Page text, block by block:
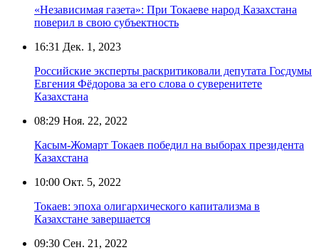
«Независимая газета»: При Токаеве народ Казахстана
поверил в свою субъектность
16:31 Дек. 1, 2023
Российские эксперты раскритиковали депутата Госдумы
Евгения Фёдорова за его слова о суверенитете
Казахстана
08:29 Ноя. 22, 2022
Касым-Жомарт Токаев победил на выборах президента
Казахстана
10:00 Окт. 5, 2022
Токаев: эпоха олигархического капитализма в
Казахстане завершается
09:30 Сен. 21, 2022